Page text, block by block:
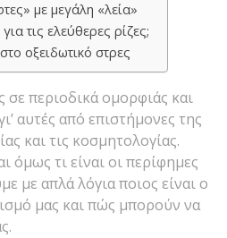
με μεγάλη «λεία»
τις ελεύθερες ρίζες;
οξειδωτικό στρες
σε περιοδικά ομορφιάς και
αυτές από επιστήμονες της
και τις κοσμητολογίας.
όμως τι είναι οι περίφημες
με απλά λόγια ποιος είναι ο
μας και πώς μπορούν να